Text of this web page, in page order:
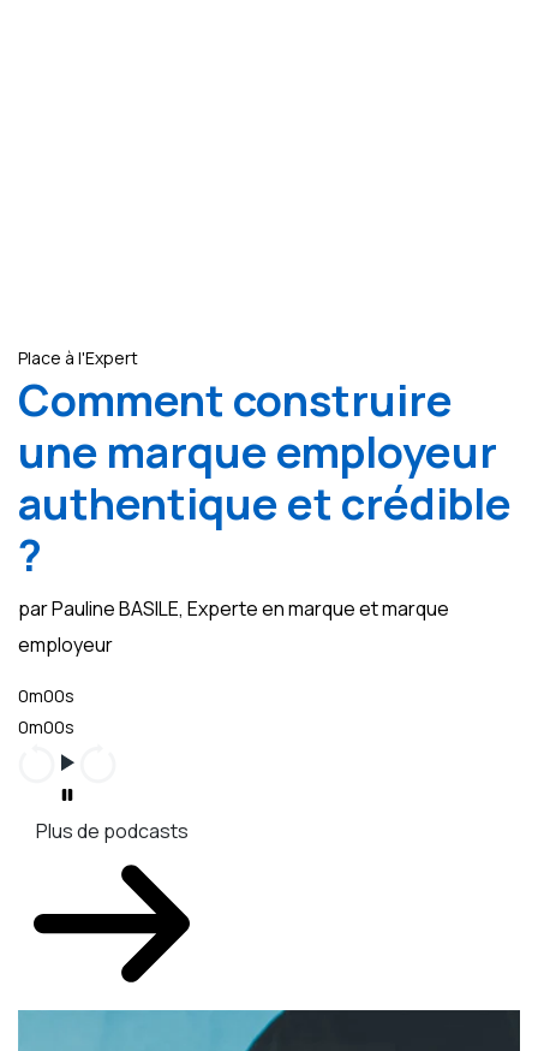
Place à l'Expert
Comment construire
une marque employeur
authentique et crédible
?
par Pauline BASILE, Experte en marque et marque
employeur
0m00s
0m00s
Plus de podcasts